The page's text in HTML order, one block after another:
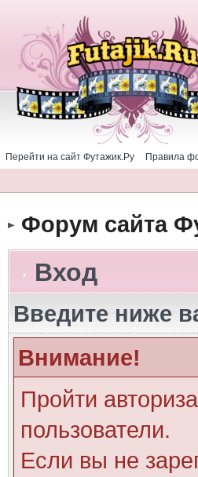
Перейти на сайт Футажик.Ру Правила
Форум сайта
Вход
Введите ниже
Внимание!
Пройти
пользователи.
Если вы не